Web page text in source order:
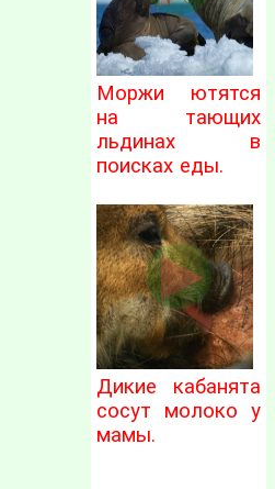
Моржи ютятся
на тающих
льдинах в
поисках еды.
Дикие кабанята
сосут молоко у
мамы.